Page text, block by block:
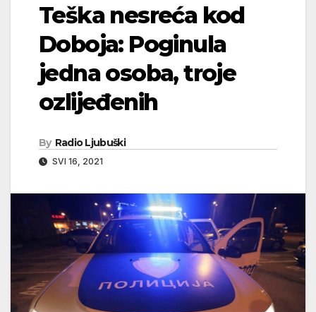
Teška nesreća kod
Doboja: Poginula
jedna osoba, troje
ozlijeđenih
By Radio Ljubuški
SVI 16, 2021